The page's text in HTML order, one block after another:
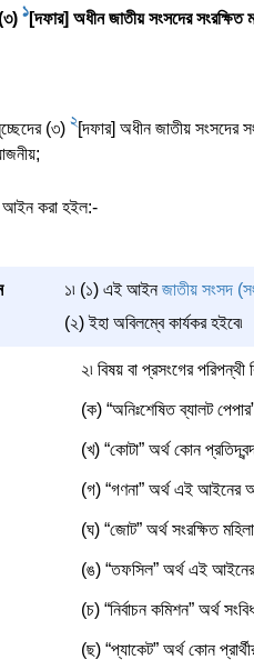
(৩)1[দফার] অধীন জাতীয় সংসদের সংরক্ষিত
(৩) 2[দফার] অধীন জাতীয় সংসদের
আইন করা হইল:-
১৷ (১) এই আইনজাতীয় সংসদ
(২) ইহা অবিলম্বে কার্যকর হইবে৷
২৷ বিষয় বা প্রসংগের
(ক) “অনিঃশেষিত ব্যালট
(খ) “কোটা” অর্থ কোন
(গ) “গণনা” অর্থ এই আইনের
(ঘ) “জোট” অর্থ সংরক্ষিত
(ঙ) “তফসিল” অর্থ এই
(চ) “নির্বাচন কমিশন” অর্থ
(ছ) “প্যাকেট” অর্থ কোন